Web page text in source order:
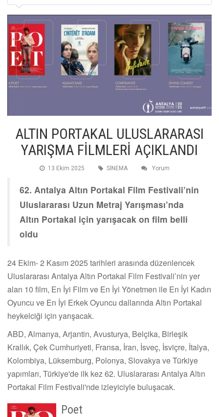
ALTIN PORTAKAL ULUSLARARASI
YARIŞMA FİLMLERİ AÇIKLANDI
13 Ekim 2025 SİNEMA Yorum
62. Antalya Altın Portakal Film Festivali’nin
Uluslararası Uzun Metraj Yarışması’nda
Altın Portakal için yarışacak on film belli
oldu
24 Ekim- 2 Kasım 2025 tarihleri arasında düzenlencek
Uluslararası Antalya Altın Portakal Film Festivali’nin yer
alan 10 film, En İyi Film ve En İyi Yönetmen ile En İyi Kadın
Oyuncu ve En İyi Erkek Oyuncu dallarında Altın Portakal
heykelciği için yarışacak.
ABD, Almanya, Arjantin, Avusturya, Belçika, Birleşik
Krallık, Çek Cumhuriyeti, Fransa, İran, İsveç, İsviçre, İtalya,
Kolombiya, Lüksemburg, Polonya, Slovakya ve Türkiye
yapımları, Türkiye'de ilk kez 62. Uluslararası Antalya Altın
Portakal Film Festivali'nde izleyiciyle buluşacak.
Poet